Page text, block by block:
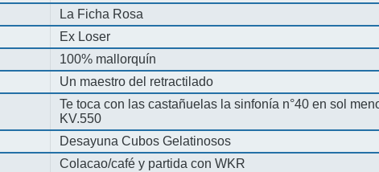
La Ficha Rosa
Ex Loser
100% mallorquín
Un maestro del retractilado
Te toca con las castañuelas la sinfonía n°40 en sol
KV.550
Desayuna Cubos Gelatinosos
Colacao/café y partida con WKR